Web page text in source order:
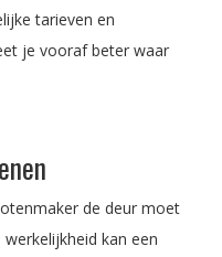
tarieven en
je vooraf beter waar
de deur moet
kan een